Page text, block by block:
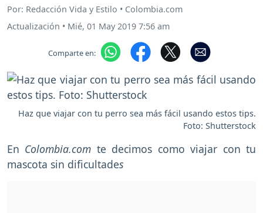
Por: Redacción Vida y Estilo • Colombia.com
Actualización • Mié, 01 May 2019 7:56 am
Comparte en:
Haz que viajar con tu perro sea más fácil usando estos tips.
Foto: Shutterstock
En Colombia.com te decimos como viajar con tu
mascota sin dificultades